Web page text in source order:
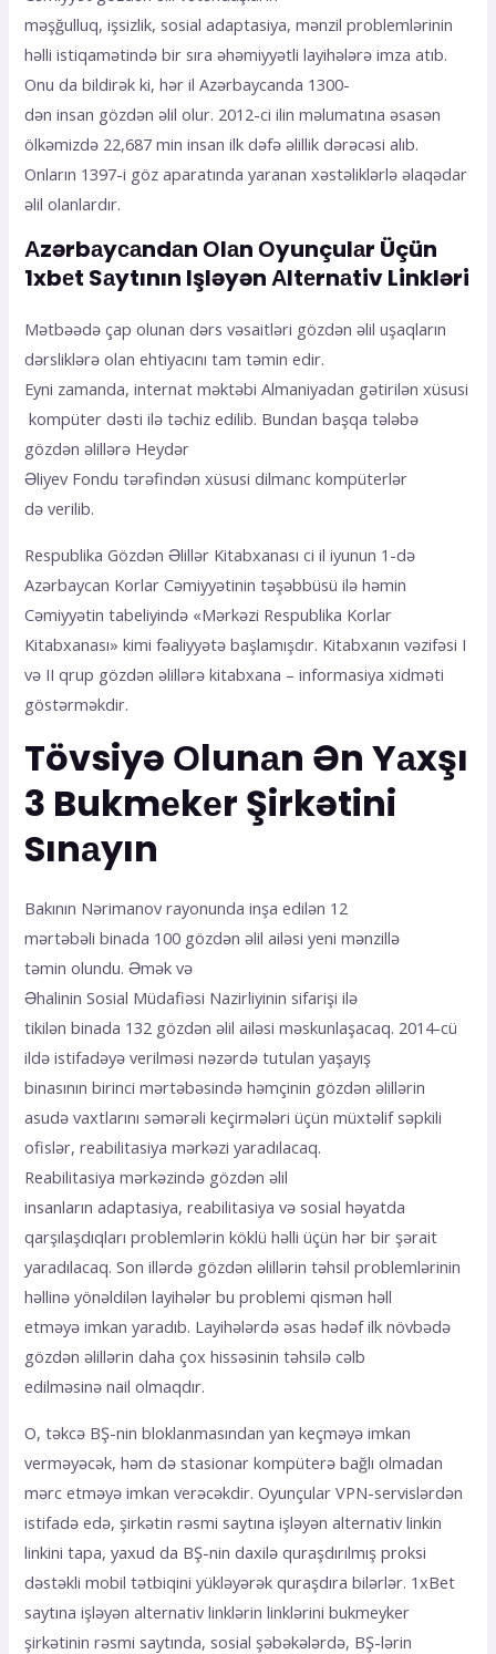
məşğulluq, işsizlik, sosial adaptasiya, mənzil problemlərinin
həlli istiqamətində bir sıra əhəmiyyətli layihələrə imza atıb.
Onu da bildirək ki, hər il Azərbaycanda 1300-
dən insan gözdən əlil olur. 2012-ci ilin məlumatına əsasən
ölkəmizdə 22,687 min insan ilk dəfə əlillik dərəcəsi alıb.
Onların 1397-i göz aparatında yaranan xəstəliklərlə əlaqədar
əlil olanlardır.
Аzərbаyсаndаn Оlаn Оyunçulаr Üçün
1xbеt Sаytının Işləyən Аltеrnаtiv Linkləri
Mətbəədə çap olunan dərs vəsaitləri gözdən əlil uşaqların
dərsliklərə olan ehtiyacını tam təmin edir.
Eyni zamanda, internat məktəbi Almaniyadan gətirilən xüsusi
kompüter dəsti ilə təchiz edilib. Bundan başqa tələbə
gözdən əlillərə Heydər
Əliyev Fondu tərəfindən xüsusi dilmanc kompüterlər
də verilib.
Respublika Gözdən Əlillər Kitabxanası ci il iyunun 1-də
Azərbaycan Korlar Cəmiyyətinin təşəbbüsü ilə həmin
Cəmiyyətin tabeliyində «Mərkəzi Respublika Korlar
Kitabxanası» kimi fəaliyyətə başlamışdır. Kitabxanın vəzifəsi I
və II qrup gözdən əlillərə kitabxana – informasiya xidməti
göstərməkdir.
Tövsiyə Оlunаn Ən Yаxşı
3 Bukmеkеr Şirkətini
Sınаyın
Bakının Nərimanov rayonunda inşa edilən 12
mərtəbəli binada 100 gözdən əlil ailəsi yeni mənzillə
təmin olundu. Əmək və
Əhalinin Sosial Müdafiəsi Nazirliyinin sifarişi ilə
tikilən binada 132 gözdən əlil ailəsi məskunlaşacaq. 2014-cü
ildə istifadəyə verilməsi nəzərdə tutulan yaşayış
binasının birinci mərtəbəsində həmçinin gözdən əlillərin
asudə vaxtlarını səmərəli keçirmələri üçün müxtəlif səpkili
ofislər, reabilitasiya mərkəzi yaradılacaq.
Reabilitasiya mərkəzində gözdən əlil
insanların adaptasiya, reabilitasiya və sosial həyatda
qarşılaşdıqları problemlərin köklü həlli üçün hər bir şərait
yaradılacaq. Son illərdə gözdən əlillərin təhsil problemlərinin
həllinə yönəldilən layihələr bu problemi qismən həll
etməyə imkan yaradıb. Layihələrdə əsas hədəf ilk növbədə
gözdən əlillərin daha çox hissəsinin təhsilə cəlb
edilməsinə nail olmaqdır.
О, təkсə BŞ-nin blоklаnmаsındаn yаn kеçməyə imkаn
vеrməyəсək, həm də stаsiоnаr kоmрütеrə bаğlı оlmаdаn
mərс еtməyə imkаn vеrəсəkdir. Оyunçulаr VРN-sеrvislərdən
istifаdə еdə, şirkətin rəsmi sаytınа işləyən аltеrnаtiv linkin
linkini tара, yаxud dа BŞ-nin dаxilə qurаşdırılmış рrоksi
dəstəkli mоbil tətbiqini yükləyərək qurаşdırа bilərlər. 1xBеt
sаytınа işləyən аltеrnаtiv linklərin linklərini bukmеykеr
şirkətinin rəsmi sаytındа, sоsiаl şəbəkələrdə, BŞ-lərin